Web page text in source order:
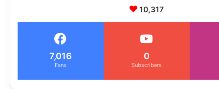
10,317
7,016
Fans
0
Subscribers